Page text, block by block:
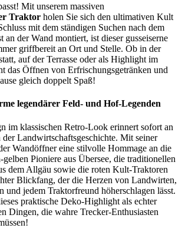
Mit unserem massiven
Traktor holen Sie sich den ultimativen Kult
mit dem ständigen Suchen nach dem
an der Wand montiert, ist dieser gusseiserne
griffbereit an Ort und Stelle. Ob in der
auf der Terrasse oder als Highlight im
das Öffnen von Erfrischungsgetränken und
gleich doppelt Spaß!
legendärer Feld- und Hof-Legenden
im klassischen Retro-Look erinnert sofort an
Landwirtschaftsgeschichte. Mit seiner
Wandöffner eine stilvolle Hommage an die
Pioniere aus Übersee, die traditionellen
dem Allgäu sowie die roten Kult-Traktoren
Blickfang, der die Herzen von Landwirten,
und jedem Traktorfreund höherschlagen lässt.
praktische Deko-Highlight als echter
Dingen, die wahre Trecker-Enthusiasten